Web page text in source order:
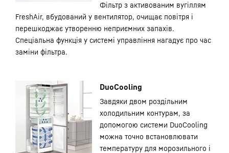
Фільтр з активованим вугіллям
FreshAir, вбудований у вентилятор, очищає повітря і
перешкоджає утворенню неприємних запахів.
Спеціальна функція у системі управління нагадує про час
заміни фільтра.
DuoCooling
Завдяки двом роздільним
холодильним контурам, за
допомогою системи DuoCooling
можна точно встановлювати
температуру для морозильного і